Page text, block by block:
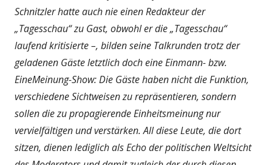
Schnitzler hatte auch nie einen Redakteur der
„Tagesschau“ zu Gast, obwohl er die „Tagesschau“
laufend kritisierte –, bilden seine Talkrunden trotz der
geladenen Gäste letztlich doch eine Einmann- bzw.
EineMeinung-Show: Die Gäste haben nicht die Funktion,
verschiedene Sichtweisen zu repräsentieren, sondern
sollen die zu propagierende Einheitsmeinung nur
vervielfältigen und verstärken. All diese Leute, die dort
sitzen, dienen lediglich als Echo der politischen Weltsicht